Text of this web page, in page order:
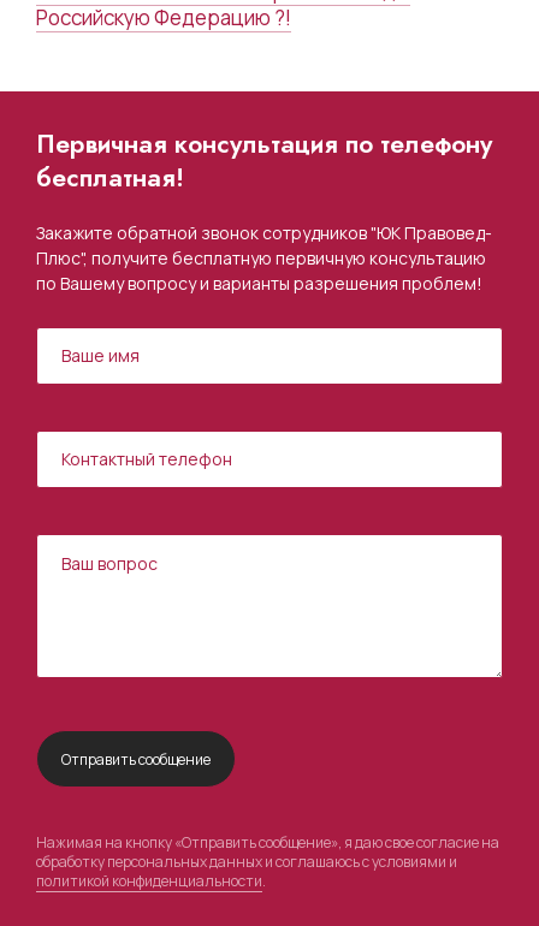
Российскую Федерацию ?!
Первичная консультация по телефону
бесплатная!
Закажите обратной звонок сотрудников "ЮК Правовед-
Плюс", получите бесплатную первичную консультацию
по Вашему вопросу и варианты разрешения проблем!
Нажимая на кнопку «Отправить сообщение», я даю свое согласие на
обработку персональных данных и соглашаюсь с условиями и
политикой конфиденциальности.